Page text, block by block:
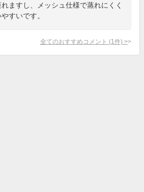
ますし、メッシュ仕様で蒸れにくく
すいです。
全てのおすすめコメント (1 件) >